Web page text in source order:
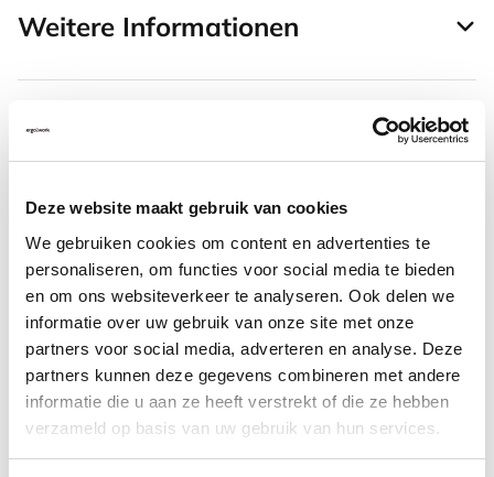
Deze website maakt gebruik van cookies
We gebruiken cookies om content en advertenties te
personaliseren, om functies voor social media te bieden
en om ons websiteverkeer te analyseren. Ook delen we
informatie over uw gebruik van onze site met onze
partners voor social media, adverteren en analyse. Deze
partners kunnen deze gegevens combineren met andere
informatie die u aan ze heeft verstrekt of die ze hebben
verzameld op basis van uw gebruik van hun services.
Weitere Informationen
Häufig zusammen gekauft mit
MINI-Tastatur US-Layout
65,45
Inkl. MwSt.